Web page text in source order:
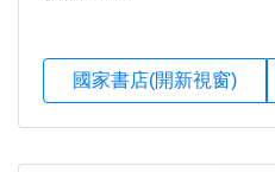
國家書店(開新視窗)